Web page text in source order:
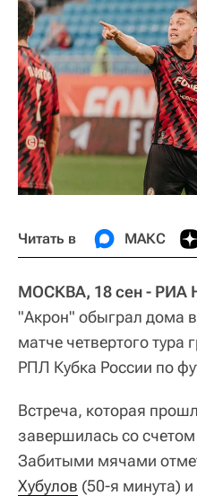
Читать в МАКС
МОСКВА, 18 сен - РИА
"Акрон" обыграл дома
матче четвертого тура
РПЛ Кубка России по
Встреча, которая
завершилась со
Забитыми мячами
Хубулов (50-я минута)